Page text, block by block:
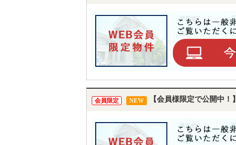
会員限定 NEW 【会員様限定で公開中！】